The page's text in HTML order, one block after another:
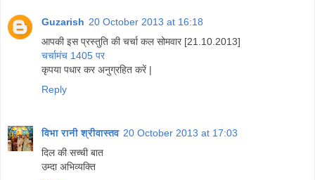
Guzarish 20 October 2013 at 16:18
आपकी इस प्रस्तुति की चर्चा कल सोमवार [21.10.2013]
चर्चामंच 1405 पर
कृपया पधार कर अनुग्रहित करें |
Reply
विभा रानी श्रीवास्तव 20 October 2013 at 17:03
दिल की सच्ची बात
उम्दा अभिव्यक्ति